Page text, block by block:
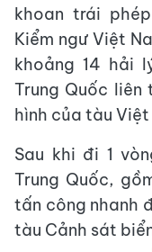
khoan trái
Kiểm ngư Việt
khoảng 14 hải
Trung Quốc liên
hình của tàu Việt
Sau khi đi 1
Trung Quốc,
tấn công nhanh
tàu Cảnh sát